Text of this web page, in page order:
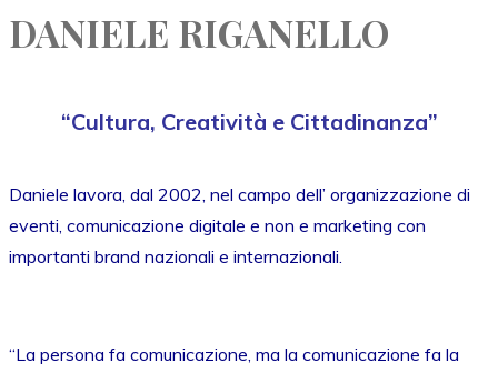
DANIELE RIGANELLO
“Cultura, Creatività e Cittadinanza”
Daniele lavora, dal 2002, nel campo dell’ organizzazione di
eventi, comunicazione digitale e non e marketing con
importanti brand nazionali e internazionali.
“La persona fa comunicazione, ma la comunicazione fa la